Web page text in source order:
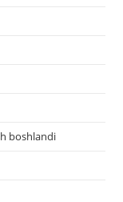
boshlandi